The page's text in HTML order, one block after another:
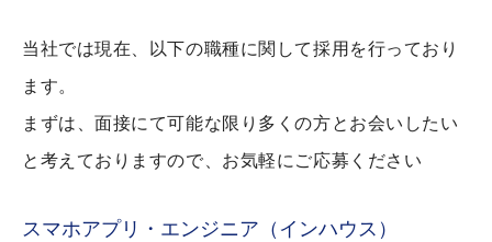
当社では現在、以下の職種に関して採用を行っており
ます。
まずは、面接にて可能な限り多くの方とお会いしたい
と考えておりますので、お気軽にご応募ください
スマホアプリ・エンジニア（インハウス）